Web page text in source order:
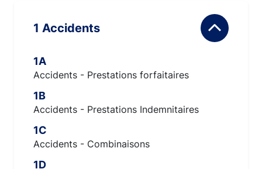
1 Accidents
1A
Accidents - Prestations forfaitaires
1B
Accidents - Prestations Indemnitaires
1C
Accidents - Combinaisons
1D